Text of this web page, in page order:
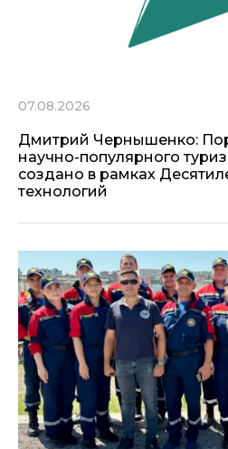
07.08.2026
Дмитрий Чернышенко:
научно-популярного
создано в рамках
технологий